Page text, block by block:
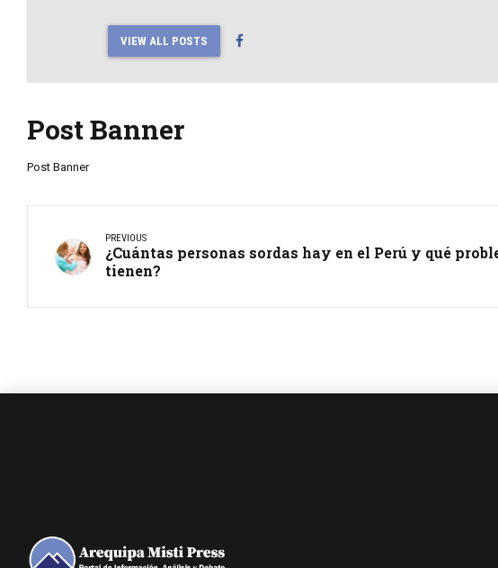
VIEW ALL POSTS
Post Banner
Post Banner
PREVIOUS
¿Cuántas personas sordas hay en el Perú y qué
tienen?